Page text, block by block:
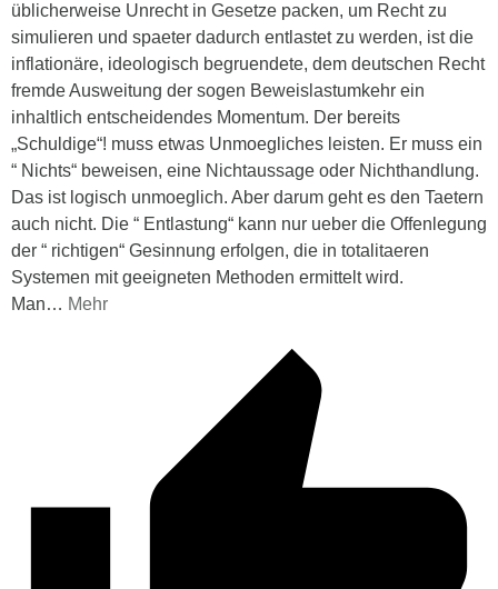
üblicherweise Unrecht in Gesetze packen, um Recht zu
simulieren und spaeter dadurch entlastet zu werden, ist die
inflationäre, ideologisch begruendete, dem deutschen Recht
fremde Ausweitung der sogen Beweislastumkehr ein
inhaltlich entscheidendes Momentum. Der bereits
„Schuldige“! muss etwas Unmoegliches leisten. Er muss ein
“ Nichts“ beweisen, eine Nichtaussage oder Nichthandlung.
Das ist logisch unmoeglich. Aber darum geht es den Taetern
auch nicht. Die “ Entlastung“ kann nur ueber die Offenlegung
der “ richtigen“ Gesinnung erfolgen, die in totalitaeren
Systemen mit geeigneten Methoden ermittelt wird.
Man… Mehr